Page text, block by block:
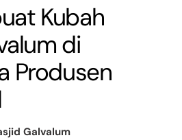
Kubah
di
Produsen
Galvalum